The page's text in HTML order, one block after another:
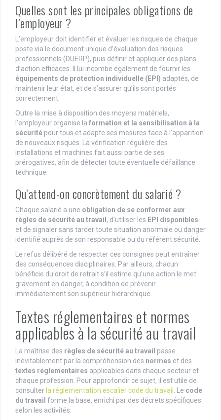
Quelles sont les principales obligations de
l’employeur ?
L’employeur doit identifier et évaluer les risques de chaque
poste via le document unique d’évaluation des risques
professionnels (DUERP), puis définir et appliquer des plans
d’action efficaces. Il lui incombe également de fournir les
équipements de protection individuelle (EPI) adaptés, de
maintenir leur état, et de s’assurer qu’ils sont portés
correctement.
Outre la mise à disposition des moyens matériels,
l’employeur organise la formation et la sensibilisation à la
sécurité pour tous et adapte ses mesures face à l’apparition
de nouveaux risques. La vérification régulière des
installations et machines fait aussi partie de ses
prérogatives, afin de détecter toute éventuelle défaillance
technique.
Qu’attend-on concrètement du salarié ?
Chaque salarié a une obligation de se conformer aux
règles de sécurité au travail , d’utiliser les EPI disponibles
et de signaler sans tarder toute situation anormale ou danger
identifié auprès de son responsable ou du référent sécurité.
Le refus délibéré de respecter ces consignes peut entraîner
des conséquences disciplinaires. Par ailleurs, chacun
bénéficie du droit de retrait s’il estime qu’une action le met
gravement en danger, à condition de prévenir
immédiatement son supérieur hiérarchique.
Textes réglementaires et normes
applicables à la sécurité au travail
La maîtrise des règles de sécurité au travail passe
inévitablement par la compréhension des normes et des
textes réglementaires applicables dans chaque secteur et
chaque profession. Pour approfondir ce sujet, il est utile de
consulter la réglementation escalier code du travail . Le code
du travail forme la base, enrichi par des décrets spécifiques
selon les activités.